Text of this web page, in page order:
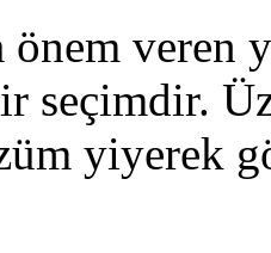
önem
seçimdir.
yiyerek